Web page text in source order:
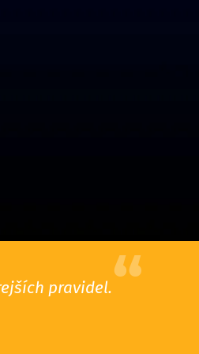
pravidel.